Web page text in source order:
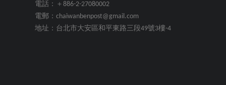
電話：＋886-2-27080002
電郵：chaiwanbenpost@gmail.com
地址：台北市大安區和平東路三段49號3樓-4